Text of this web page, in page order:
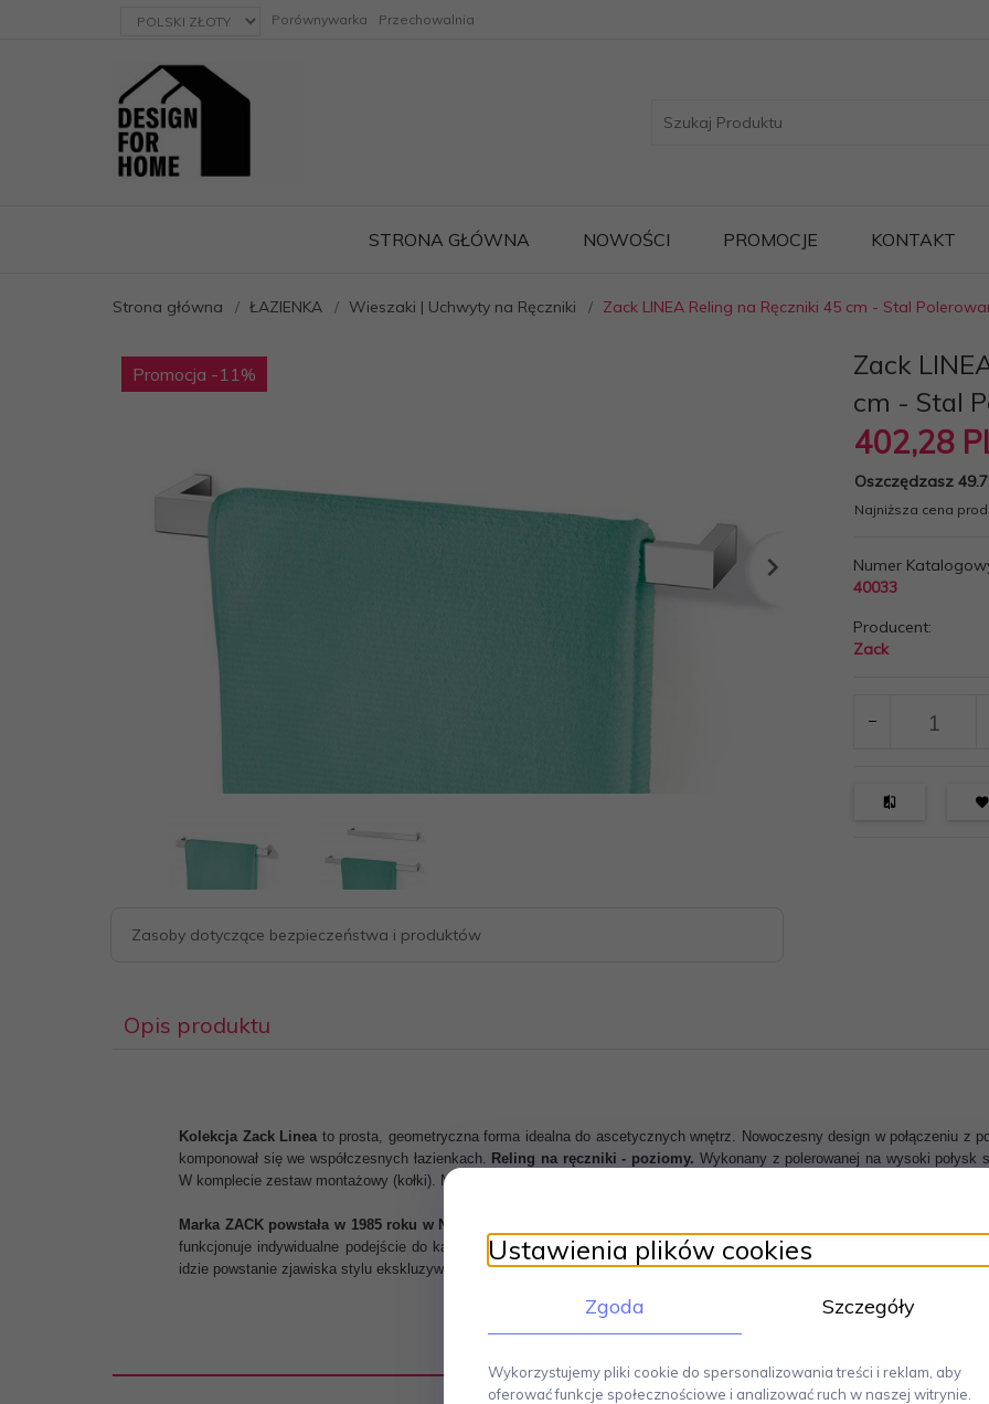
currency_h Porównywarka Przechowalnia
STRONA GŁÓWNA NOWOŚCI PROMOCJE KONTAKT
Strona główna ŁAZIENKA Wieszaki | Uchwyty na Ręczniki Zack LINEA Reling na Ręczniki 45 cm - Stal
Promocja -11%
Zasoby dotyczące bezpieczeństwa i produktów
Zack
cm - Stal
402,28
Oszczędzasz
Najniższa cena
Numer
40033
Producent:
Zack
Opis produktu
Kolekcja Zack Linea to prosta, geometryczna forma idealna do ascetycznych wnętrz. Nowoczesny design w połączeniu z
komponował się we współczesnych łazienkach. Reling na ręczniki - poziomy. Wykonany z polerowanej na wysoki połysk
W komplecie zestaw montażowy (kołki). Numer katalogowy: 40033
Marka ZACK powstała w 1985 roku w Niemczech
i jest dziś jednym ze światowych liderów dystrybucji produktów
funkcjonuje indywidualne podejście do każdego projektu. Postawienie na bardzo ograniczoną ilość form i materiałów,
idzie powstanie zjawiska stylu ekskluzywnego. Produkty ZACK to prosta, czasami minimalistyczna forma, która doskonale
Ustawienia plików cookies
Zgoda Szczegóły
Wykorzystujemy pliki cookie do spersonalizowania treści i reklam, aby
oferować funkcje społecznościowe i analizować ruch w naszej witrynie.